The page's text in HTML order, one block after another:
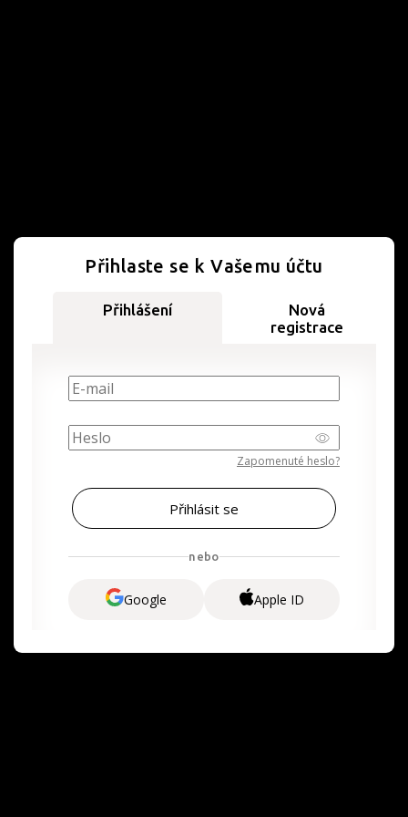
Přihlaste se k Vašemu účtu
Přihlášení
Nová
registrace
Zapomenuté heslo?
nebo
Google Apple ID